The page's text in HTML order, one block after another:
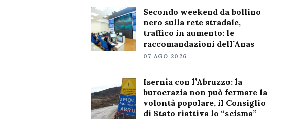
Secondo weekend da bollino
nero sulla rete stradale,
traffico in aumento: le
raccomandazioni dell’Anas
07 AGO 2026
Isernia con l’Abruzzo: la
burocrazia non può fermare la
volontà popolare, il Consiglio
di Stato riattiva lo “scisma”